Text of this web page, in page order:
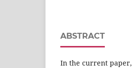
ABSTRACT
In the current